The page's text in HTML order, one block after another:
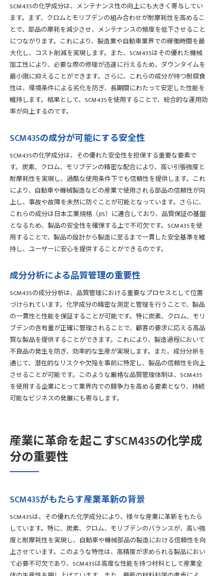
SCM435の化学成分は、メンテナンス性の向上にも大きく寄与してい
ます。まず、クロムとモリブデンの組み合わせが耐摩耗性を高めるこ
とで、部品の摩耗を減少させ、メンテナンスの頻度を低下させること
につながります。これにより、製造業や自動車業界での稼働時間を最
大化し、コスト削減を実現します。また、SCM435はその優れた機械
加工性により、必要な際の修理が迅速に行えるため、ダウンタイムを
最小限に抑えることができます。さらに、これらの成分が持つ耐腐食
性は、環境条件による劣化を防ぎ、長期間にわたって安定した性能を
維持します。結果として、SCM435を使用することで、総合的な運用効
率が向上するのです。
SCM435の成分が可能にする安全性
SCM435の化学成分は、その優れた安全性を担保する重要な要素で
す。炭素、クロム、モリブデンの精密な配合により、高い引張強度と
耐摩耗性を実現し、過酷な使用条件下でも信頼性を提供します。これ
により、自動車や機械製造などの産業で使用される部品の信頼性が向
上し、事故や故障を未然に防ぐことが可能となっています。さらに、
これらの成分は日本工業規格（JIS）に適合しており、品質保証の基盤
となるため、製品の安全性を確保する上で不可欠です。SCM435を使
用することで、製品の設計から製造に至るまで一貫した安全基準を維
持し、ユーザーに安心を提供することができるのです。
成分分析による品質管理の重要性
SCM435の成分分析は、品質管理における重要なプロセスとして位置
づけられています。化学成分の精密な測定と管理を行うことで、製品
の一貫性と性能を保証することが可能です。特に炭素、クロム、モリ
ブデンの含有量が正確に管理されることで、顧客の要求に応える高品
質な製品を提供することができます。これにより、製造過程において
不良品の発生を防ぎ、効率的な生産が実現します。また、成分分析を
通じて、潜在的なリスクや欠陥を事前に特定し、製品の信頼性を向上
させることが可能です。このような厳格な品質管理体制は、SCM435
を使用する企業にとって業界内での競争力を高める要素となり、持続
可能なビジネスの発展にも寄与します。
産業に革命を起こすSCM435の化学成
分の重要性
SCM435がもたらす産業革新の背景
SCM435は、その優れた化学成分により、様々な産業に革新をもたら
しています。特に、炭素、クロム、モリブデンのバランスが、高い強
度と耐摩耗性を実現し、自動車や機械部品の製造における信頼性を向
上させています。このような特性は、高精度が求められる製品におい
て必要不可欠であり、SCM435は高度な性能を持つ材料として産業全